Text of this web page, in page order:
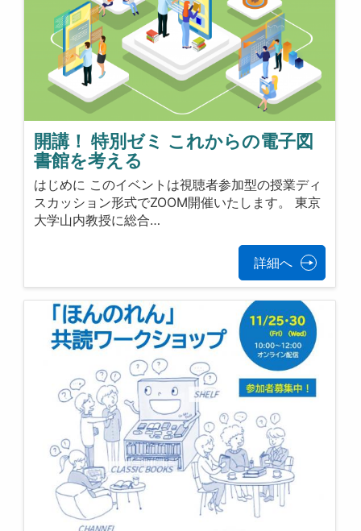
開講！ 特別ゼミ これからの電子図
書館を考える
はじめに このイベントは視聴者参加型の授業ディ
スカッション形式でZOOM開催いたします。 東京
大学山内教授に総合…
詳細へ